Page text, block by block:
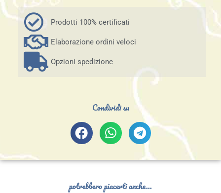
Prodotti 100% certificati
Elaborazione ordini veloci
Opzioni spedizione
Condividi su
potrebbero piacerti anche...